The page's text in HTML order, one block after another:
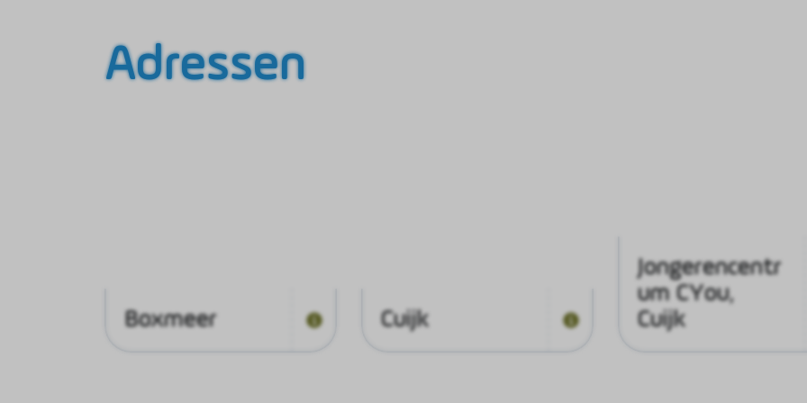
Adressen
Boxmeer Cuijk
Jongerencentr
um CYou,
Cuijk